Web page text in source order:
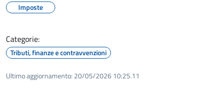
Imposte
Categorie:
Tributi, finanze e contravvenzioni
Ultimo aggiornamento: 20/05/2026 10:25.11